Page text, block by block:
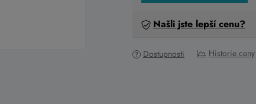
Našli jste lepší cenu?
Dostupnosti Historie ceny